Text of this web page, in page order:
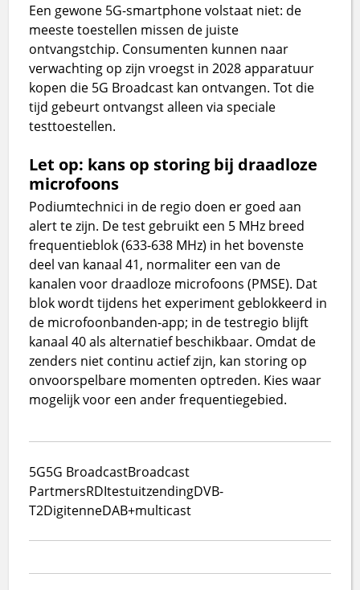
Een gewone 5G-smartphone volstaat niet: de
meeste toestellen missen de juiste
ontvangstchip. Consumenten kunnen naar
verwachting op zijn vroegst in 2028 apparatuur
kopen die 5G Broadcast kan ontvangen. Tot die
tijd gebeurt ontvangst alleen via speciale
testtoestellen.
Let op: kans op storing bij draadloze
microfoons
Podiumtechnici in de regio doen er goed aan
alert te zijn. De test gebruikt een 5 MHz breed
frequentieblok (633-638 MHz) in het bovenste
deel van kanaal 41, normaliter een van de
kanalen voor draadloze microfoons (PMSE). Dat
blok wordt tijdens het experiment geblokkeerd in
de microfoonbanden-app; in de testregio blijft
kanaal 40 als alternatief beschikbaar. Omdat de
zenders niet continu actief zijn, kan storing op
onvoorspelbare momenten optreden. Kies waar
mogelijk voor een ander frequentiegebied.
5G5G BroadcastBroadcast
PartmersRDItestuitzendingDVB-
T2DigitenneDAB+multicast